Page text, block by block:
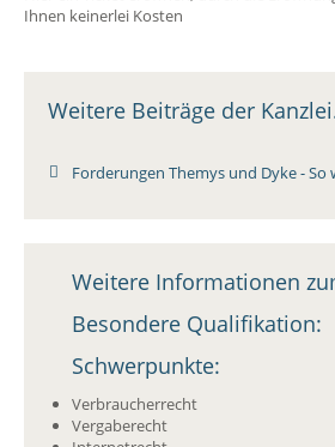
Ihnen keinerlei Kosten
Weitere Beiträge der
Forderungen Themys und Dyke - So
Weitere Informationen
Besondere Qualifikation:
Schwerpunkte:
Verbraucherrecht
Vergaberecht